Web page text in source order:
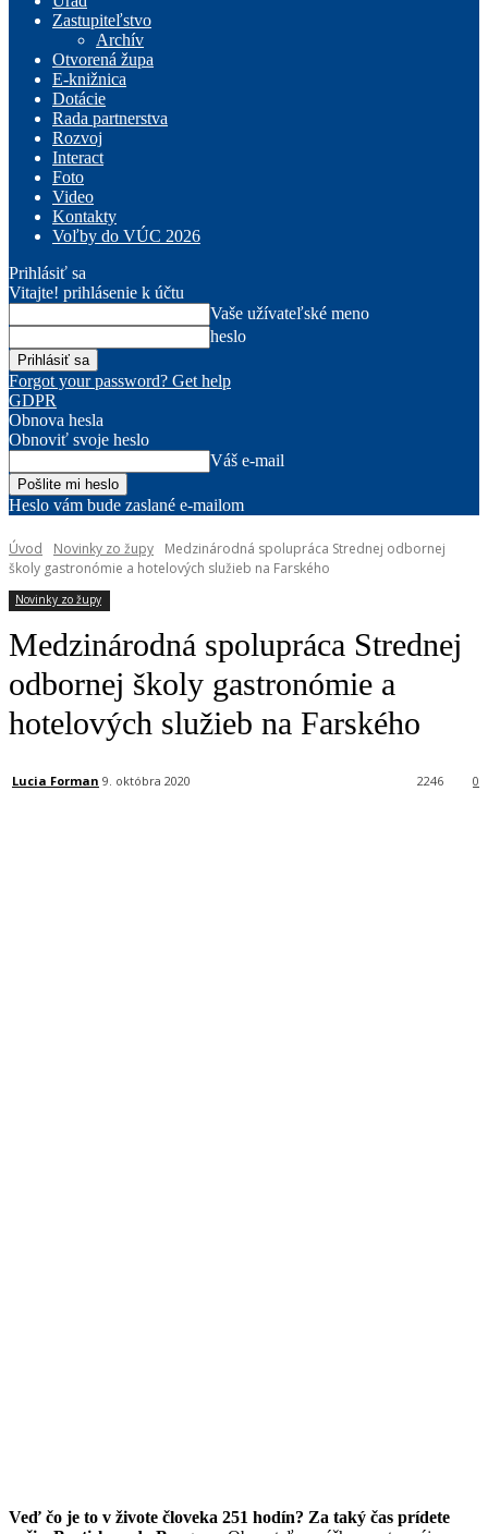
Zastupiteľstvo
Archív
Otvorená župa
E-knižnica
Dotácie
Rada partnerstva
Rozvoj
Interact
Foto
Video
Kontakty
Voľby do VÚC 2026
Prihlásiť sa
Vitajte! prihlásenie k účtu
Vaše užívateľské meno
heslo
Forgot your password? Get help
GDPR
Obnova hesla
Obnoviť svoje heslo
Váš e-mail
Heslo vám bude zaslané e-mailom
Úvod Novinky zo župy
Medzinárodná spolupráca Strednej odbornej
školy gastronómie a hotelových služieb na Farského
Novinky zo župy
Medzinárodná spolupráca Strednej
odbornej školy gastronómie a
hotelových služieb na Farského
Lucia Forman 9. októbra 2020 0
2246
Veď čo je to v živote človeka 251 hodín? Za taký čas prídete